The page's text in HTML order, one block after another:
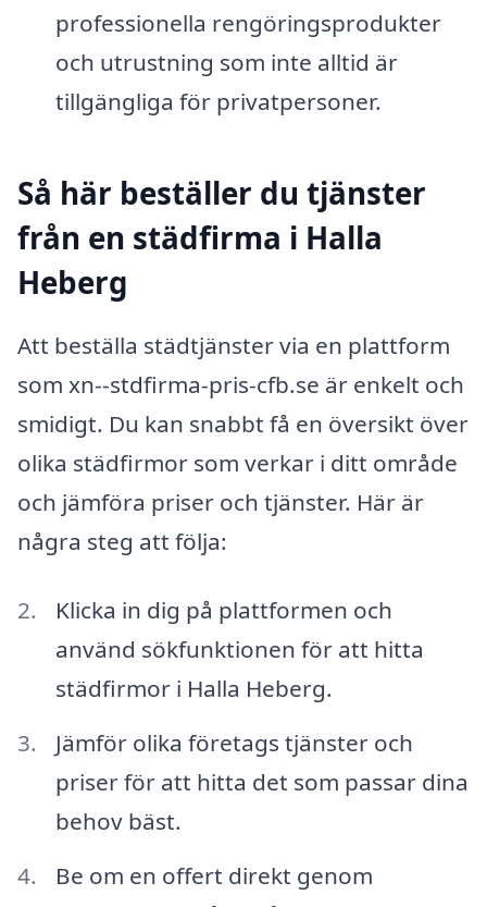
professionella rengöringsprodukter
och utrustning som inte alltid är
tillgängliga för privatpersoner.
Så här beställer du tjänster
från en städfirma i Halla
Heberg
Att beställa städtjänster via en plattform
som xn--stdfirma-pris-cfb.se är enkelt och
smidigt. Du kan snabbt få en översikt över
olika städfirmor som verkar i ditt område
och jämföra priser och tjänster. Här är
några steg att följa:
Klicka in dig på plattformen och
använd sökfunktionen för att hitta
städfirmor i Halla Heberg.
Jämför olika företags tjänster och
priser för att hitta det som passar dina
behov bäst.
Be om en offert direkt genom